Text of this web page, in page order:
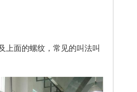
面的螺纹，常见的叫法叫